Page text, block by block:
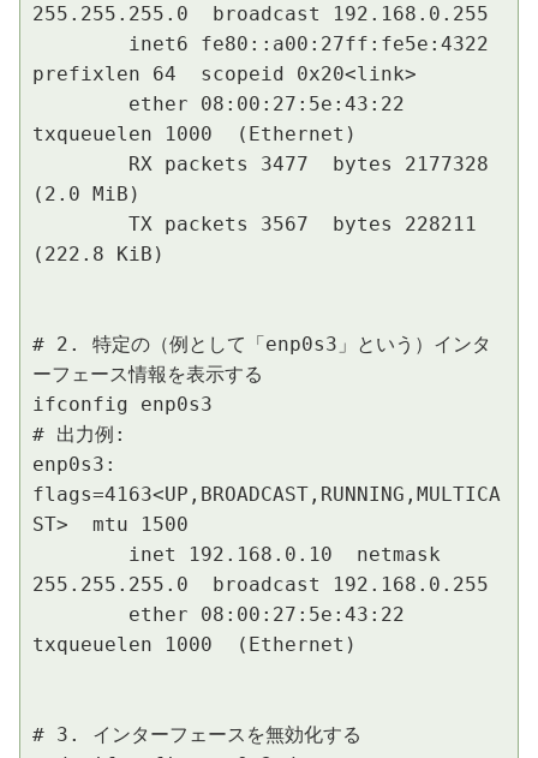
255.255.255.0  broadcast 192.168.0.255
prefixlen 64  scopeid 0x20<link>
txqueuelen 1000  (Ethernet)
(2.0 MiB)
(222.8 KiB)
# 2. 特定の（例として「enp0s3」という）インタ
ーフェース情報を表示する
ifconfig enp0s3
# 出力例:
enp0s3:
flags=4163<UP,BROADCAST,RUNNING,MULTICA
ST>  mtu 1500
255.255.255.0  broadcast 192.168.0.255
txqueuelen 1000  (Ethernet)
# 3. インターフェースを無効化する